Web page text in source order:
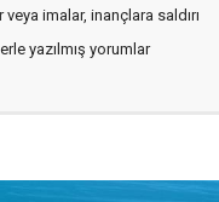
imalar, inançlara saldırı
yazılmış yorumlar